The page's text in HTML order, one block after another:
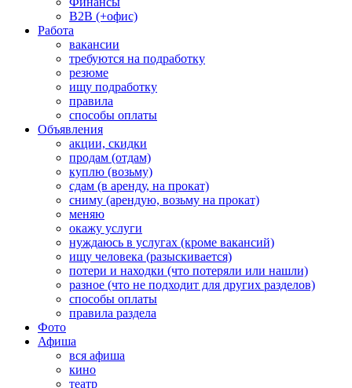
B2B (+офис)
Работа
вакансии
требуются на подработку
резюме
ищу подработку
правила
способы оплаты
Объявления
акции, скидки
продам (отдам)
куплю (возьму)
сдам (в аренду, на прокат)
сниму (арендую, возьму на прокат)
меняю
окажу услуги
нуждаюсь в услугах (кроме вакансий)
ищу человека (разыскивается)
потери и находки (что потеряли или нашли)
разное (что не подходит для других разделов)
способы оплаты
правила раздела
Фото
Афиша
вся афиша
кино
театр